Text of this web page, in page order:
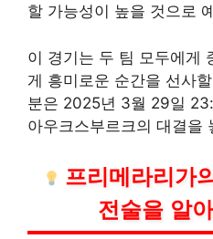
할 가능성이 높을 것으로
이 경기는 두 팀 모두에게
게 흥미로운 순간을 선사
분은 2025년 3월 29일
아우크스부르크의 대결을
프리메라리가
전술을 알